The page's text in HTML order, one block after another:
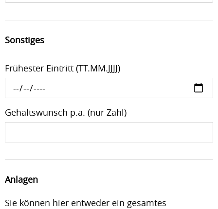
Sonstiges
Frühester Eintritt (TT.MM.JJJJ)
Gehaltswunsch p.a. (nur Zahl)
Anlagen
Sie können hier entweder ein gesamtes